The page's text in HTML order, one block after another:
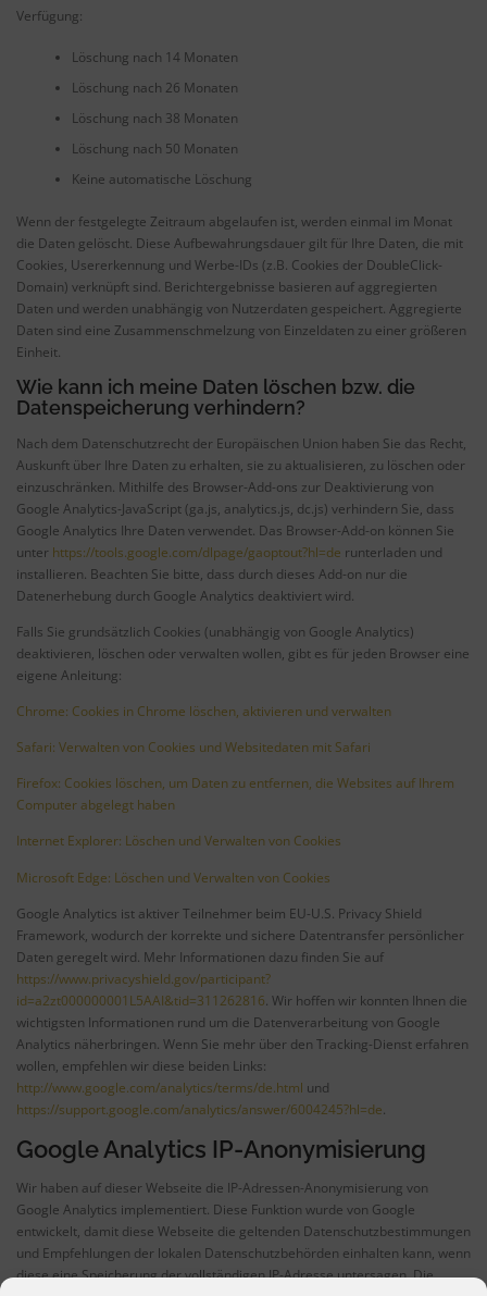
Verfügung:
Löschung nach 14 Monaten
Löschung nach 26 Monaten
Löschung nach 38 Monaten
Löschung nach 50 Monaten
Keine automatische Löschung
Wenn der festgelegte Zeitraum abgelaufen ist, werden einmal im Monat
die Daten gelöscht. Diese Aufbewahrungsdauer gilt für Ihre Daten, die mit
Cookies, Usererkennung und Werbe-IDs (z.B. Cookies der DoubleClick-
Domain) verknüpft sind. Berichtergebnisse basieren auf aggregierten
Daten und werden unabhängig von Nutzerdaten gespeichert. Aggregierte
Daten sind eine Zusammenschmelzung von Einzeldaten zu einer größeren
Einheit.
Wie kann ich meine Daten löschen bzw. die
Datenspeicherung verhindern?
Nach dem Datenschutzrecht der Europäischen Union haben Sie das Recht,
Auskunft über Ihre Daten zu erhalten, sie zu aktualisieren, zu löschen oder
einzuschränken. Mithilfe des Browser-Add-ons zur Deaktivierung von
Google Analytics-JavaScript (ga.js, analytics.js, dc.js) verhindern Sie, dass
Google Analytics Ihre Daten verwendet. Das Browser-Add-on können Sie
unter https://tools.google.com/dlpage/gaoptout?hl=de runterladen und
installieren. Beachten Sie bitte, dass durch dieses Add-on nur die
Datenerhebung durch Google Analytics deaktiviert wird.
Falls Sie grundsätzlich Cookies (unabhängig von Google Analytics)
deaktivieren, löschen oder verwalten wollen, gibt es für jeden Browser eine
eigene Anleitung:
Chrome: Cookies in Chrome löschen, aktivieren und verwalten
Safari: Verwalten von Cookies und Websitedaten mit Safari
Firefox: Cookies löschen, um Daten zu entfernen, die Websites auf Ihrem
Computer abgelegt haben
Internet Explorer: Löschen und Verwalten von Cookies
Microsoft Edge: Löschen und Verwalten von Cookies
Google Analytics ist aktiver Teilnehmer beim EU-U.S. Privacy Shield
Framework, wodurch der korrekte und sichere Datentransfer persönlicher
Daten geregelt wird. Mehr Informationen dazu finden Sie auf
https://www.privacyshield.gov/participant?
id=a2zt000000001L5AAI&tid=311262816. Wir hoffen wir konnten Ihnen die
wichtigsten Informationen rund um die Datenverarbeitung von Google
Analytics näherbringen. Wenn Sie mehr über den Tracking-Dienst erfahren
wollen, empfehlen wir diese beiden Links:
http://www.google.com/analytics/terms/de.html und
https://support.google.com/analytics/answer/6004245?hl=de.
Google Analytics IP-Anonymisierung
Wir haben auf dieser Webseite die IP-Adressen-Anonymisierung von
Google Analytics implementiert. Diese Funktion wurde von Google
entwickelt, damit diese Webseite die geltenden Datenschutzbestimmungen
und Empfehlungen der lokalen Datenschutzbehörden einhalten kann, wenn
diese eine Speicherung der vollständigen IP-Adresse untersagen. Die